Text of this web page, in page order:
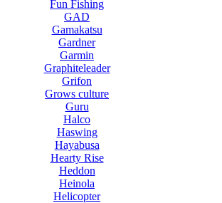
Fun Fishing
GAD
Gamakatsu
Gardner
Garmin
Graphiteleader
Grifon
Grows culture
Guru
Halco
Haswing
Hayabusa
Hearty Rise
Heddon
Heinola
Helicopter